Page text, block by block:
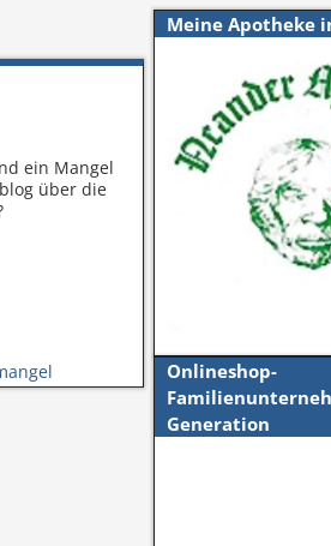
ein Mangel
über die
Meine Apotheke
Onlineshop-
Generation